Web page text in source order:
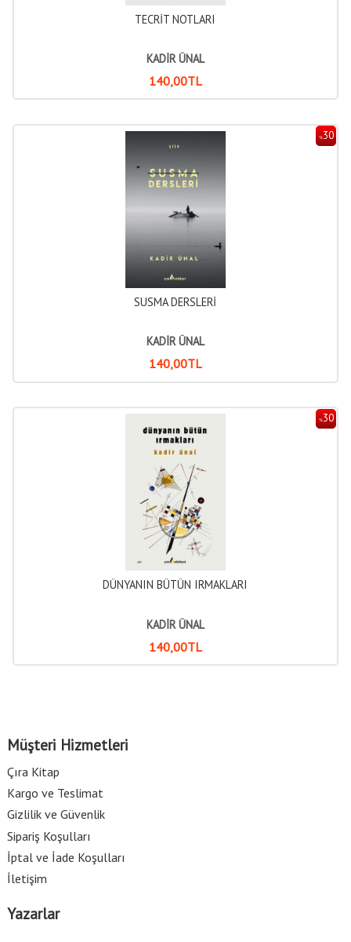
TECRİT NOTLARI
KADİR ÜNAL
140,00TL
%30
SUSMA DERSLERİ
KADİR ÜNAL
140,00TL
%30
DÜNYANIN BÜTÜN IRMAKLARI
KADİR ÜNAL
140,00TL
Müşteri Hizmetleri
Çıra Kitap
Kargo ve Teslimat
Gizlilik ve Güvenlik
Sipariş Koşulları
İptal ve İade Koşulları
İletişim
Yazarlar